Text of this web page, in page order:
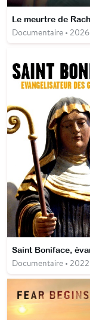
Documentaire • 2026
Documentaire • 2022